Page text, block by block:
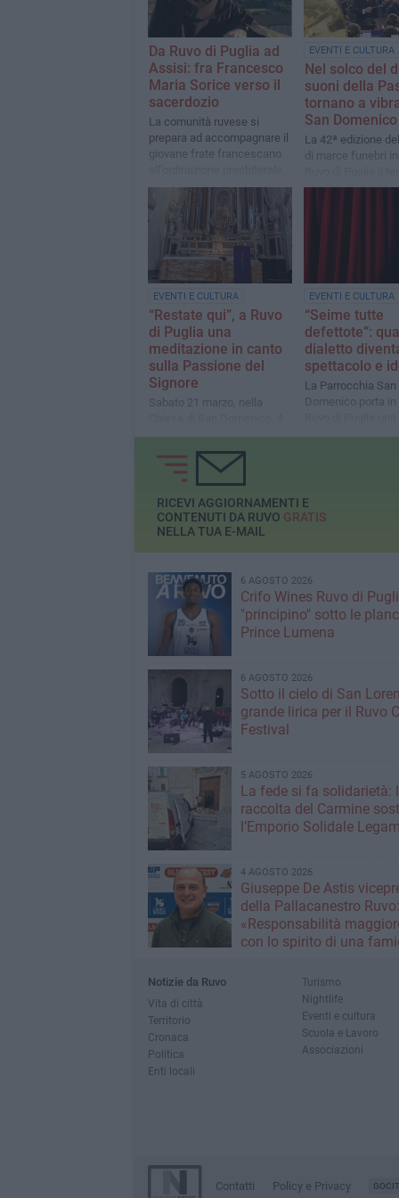
Da Ruvo di Puglia ad
Assisi: fra Francesco
Maria Sorice verso il
sacerdozio
La comunità ruvese si
prepara ad accompagnare il
giovane frate francescano
del 27 e 28 giugno
EVENTI E CULTURA
Nel solco del
suoni della
tornano a
San Domenico
La 42ª edizione
di marce funebri
sospeso della
EVENTI E CULTURA
“Restate qui”, a Ruvo
di Puglia una
meditazione in canto
sulla Passione del
Signore
Sabato 21 marzo, nella
coro Perfetta Letizia guiderà
i fedeli in un itinerario
spirituale tra musica e
contemplazione
EVENTI E CULTURA
“Seime tutte
defettote”:
dialetto
spettacolo e
La Parrocchia San
Domenico porta in
commedia
RICEVI AGGIORNAMENTI E
CONTENUTI DA RUVO GRATIS
NELLA TUA E-MAIL
6 AGOSTO 2026
Crifo Wines Ruvo di
"principino" sotto le
Prince Lumena
6 AGOSTO 2026
Sotto il cielo di San
grande lirica per il Ruvo
Festival
5 AGOSTO 2026
La fede si fa solidarietà:
raccolta del Carmine
l’Emporio Solidale
4 AGOSTO 2026
Giuseppe De Astis
della Pallacanestro Ruvo:
«Responsabilità
con lo spirito di una
Notizie da Ruvo
Vita di città
Territorio
Cronaca
Politica
Enti locali
Turismo
Nightlife
Eventi e cultura
Scuola e Lavoro
Associazioni
Contatti Policy e Privacy